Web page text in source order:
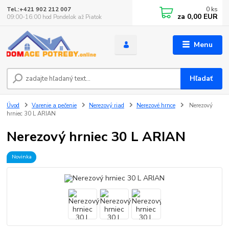
Menu
Hľadať
Tel.:+421 902 212 007
09:00-16:00 hod Pondelok až Piatok
0 ks
za 0,00 EUR
Úvod Varenie a pečenie Nerezový riad Nerezové hrnce
Nerezový
hrniec 30 L ARIAN
Nerezový hrniec 30 L ARIAN
Novinka